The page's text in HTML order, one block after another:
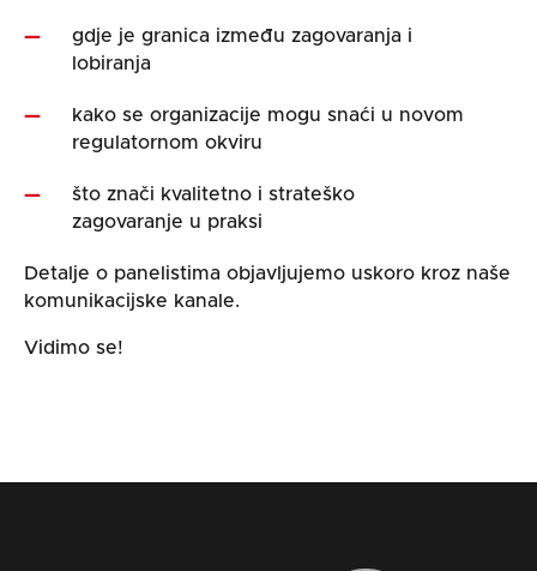
gdje je granica između zagovaranja i
lobiranja
kako se organizacije mogu snaći u novom
regulatornom okviru
što znači kvalitetno i strateško
zagovaranje u praksi
Detalje o panelistima objavljujemo uskoro kroz naše
komunikacijske kanale.
Vidimo se!